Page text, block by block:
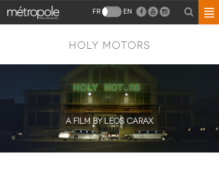
FR EN
HOLY MOTORS
A FILM BY LEOS CARAX